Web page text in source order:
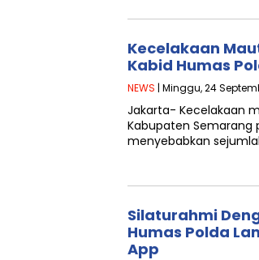
Kecelakaan
Kabid Humas
NEWS | Minggu, 24
Jakarta- Kecelakaan
Kabupaten
menyebabkan
Silaturahmi
Humas Polda
App